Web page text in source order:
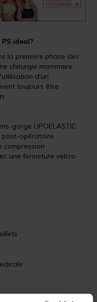
ideal?
la première phase des
chirurgie mammaire
d'un
toujours être
gorge LIPOELASTIC
post-opératoire
compression
une fermeture velcro